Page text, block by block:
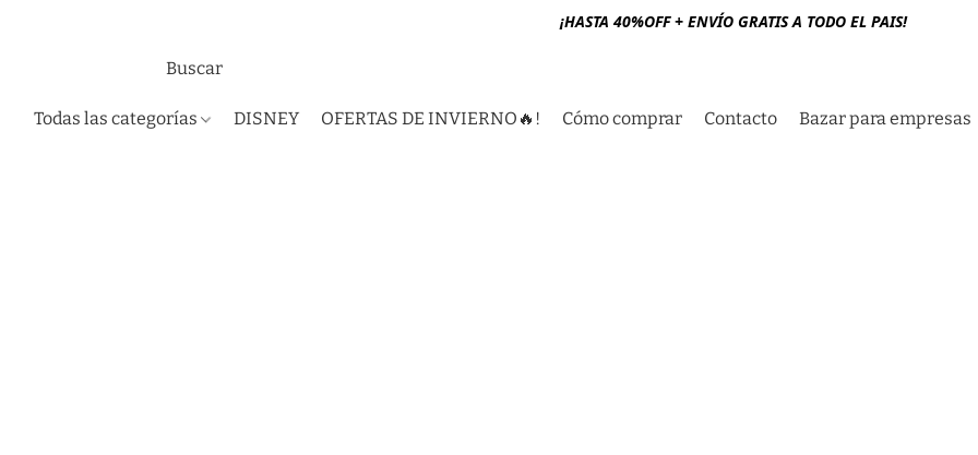
¡HASTA 40%OFF + ENVÍO GRATIS A TODO EL PAIS!
Todas las categorías DISNEY OFERTAS DE INVIERNO🔥! Cómo comprar Contacto Bazar para empresas